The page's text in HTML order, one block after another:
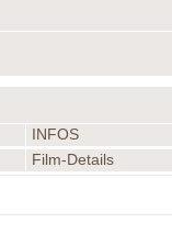
INFOS
Film-Details